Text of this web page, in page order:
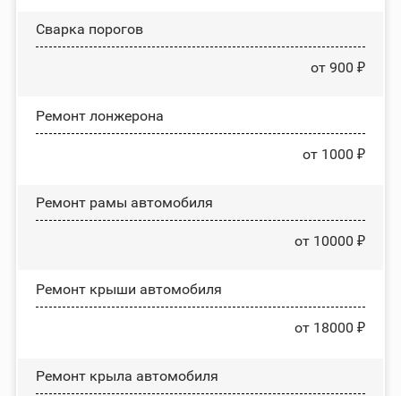
Сварка порогов
от 900 ₽
Ремонт лонжерона
от 1000 ₽
Ремонт рамы автомобиля
от 10000 ₽
Ремонт крыши автомобиля
от 18000 ₽
Ремонт крыла автомобиля